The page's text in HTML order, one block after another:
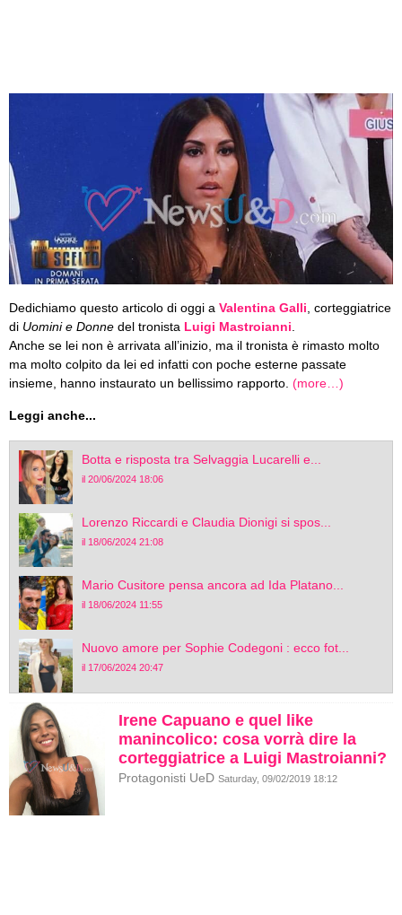
Dedichiamo questo articolo di oggi a Valentina Galli , corteggiatrice
di Uomini e Donne del tronista Luigi Mastroianni
Anche se lei non è arrivata all’inizio, ma il tronista è rimasto molto
ma molto colpito da lei ed infatti con poche esterne passate
insieme, hanno instaurato un bellissimo rapporto. (more…)
Leggi anche...
Botta e risposta tra Selvaggia Lucarelli e...
il 20/06/2024 18:06
Lorenzo Riccardi e Claudia Dionigi si spos...
il 18/06/2024 21:08
Mario Cusitore pensa ancora ad Ida Platano...
il 18/06/2024 11:55
Nuovo amore per Sophie Codegoni : ecco fot...
il 17/06/2024 20:47
Irene Capuano e quel like
manincolico: cosa vorrà dire la
corteggiatrice a Luigi Mastroianni?
Protagonisti UeD Saturday, 09/02/2019 18:12